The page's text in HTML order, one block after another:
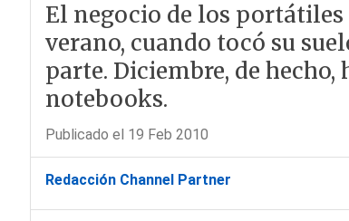
El negocio de los
verano, cuando tocó su
parte. Diciembre, de
notebooks.
Publicado el 19 Feb 2010
Redacción Channel Partner